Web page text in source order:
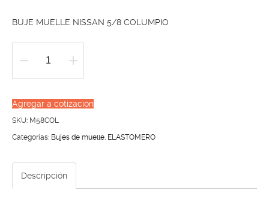
BUJE MUELLE NISSAN 5/8 COLUMPIO
NISSAN
5/8
COLUMPIO
Agregar a cotización
SKU: M58COL
Categorías: Bujes de muelle, ELASTOMERO
Descripción